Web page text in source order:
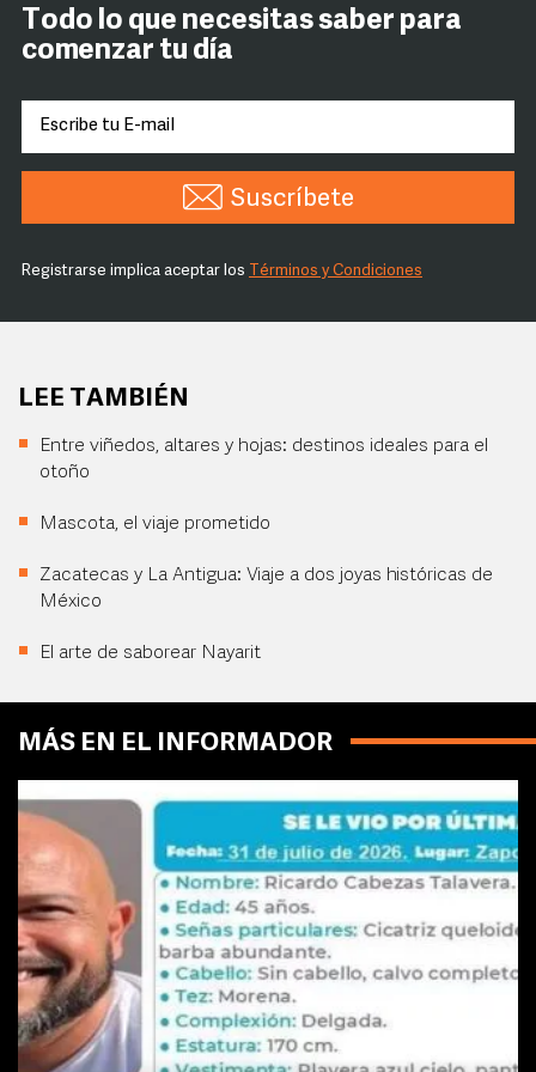
Todo lo que necesitas saber para
comenzar tu día
Suscríbete
Registrarse implica aceptar los Términos y Condiciones
LEE TAMBIÉN
Entre viñedos, altares y hojas: destinos ideales para el
otoño
Mascota, el viaje prometido
Zacatecas y La Antigua: Viaje a dos joyas históricas de
México
El arte de saborear Nayarit
MÁS EN EL INFORMADOR